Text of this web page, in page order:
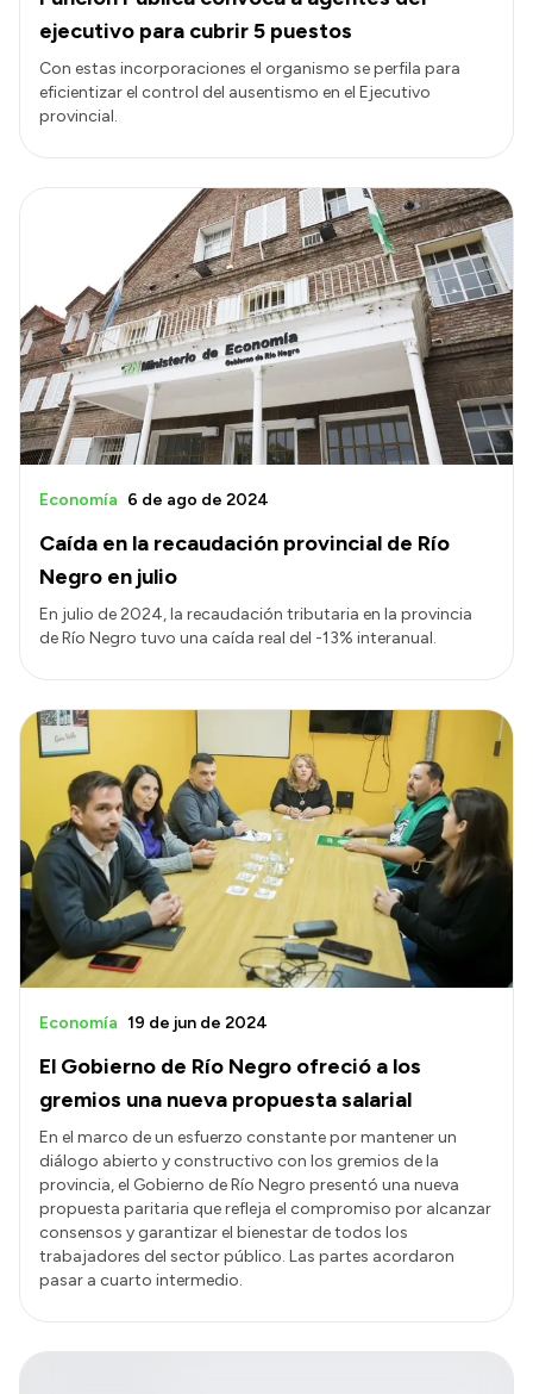
ejecutivo para cubrir 5 puestos
Con estas incorporaciones el organismo se perfila para
eficientizar el control del ausentismo en el Ejecutivo
provincial.
Caída en la recaudación provincial de Río
Negro en julio
Economía 6 de ago de 2024
En julio de 2024, la recaudación tributaria en la provincia
de Río Negro tuvo una caída real del -13% interanual.
El Gobierno de Río Negro ofreció a los
gremios una nueva propuesta salarial
Economía 19 de jun de 2024
En el marco de un esfuerzo constante por mantener un
diálogo abierto y constructivo con los gremios de la
provincia, el Gobierno de Río Negro presentó una nueva
propuesta paritaria que refleja el compromiso por alcanzar
consensos y garantizar el bienestar de todos los
trabajadores del sector público. Las partes acordaron
pasar a cuarto intermedio.